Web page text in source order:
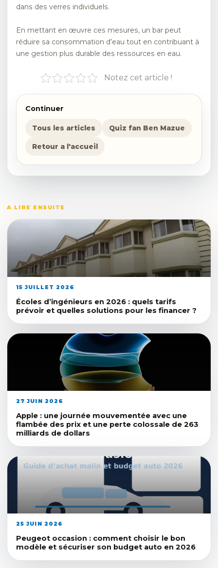
dans des verres individuels.
En mettant en œuvre ces mesures, un bar peut
réduire sa consommation d’eau tout en contribuant à
une gestion plus durable des ressources en eau.
Notez cet article !
Continuer
Tous les articles Quiz fan Ben Mazue
Retour a l'accueil
A LIRE ENSUITE
15 JUILLET 2026
Écoles d’ingénieurs en 2026 : quels tarifs
prévoir et quelles solutions pour les financer ?
27 JUIN 2026
Apple : une journée mouvementée avec une
flambée des prix et une perte colossale de 263
milliards de dollars
25 JUIN 2026
Peugeot occasion : comment choisir le bon
modèle et sécuriser son budget auto en 2026